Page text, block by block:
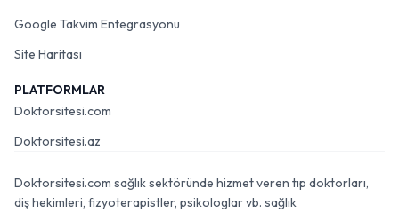
Google Takvim Entegrasyonu
Site Haritası
PLATFORMLAR
Doktorsitesi.com
Doktorsitesi.az
Doktorsitesi.com sağlık sektöründe hizmet veren tıp doktorları,
diş hekimleri, fizyoterapistler, psikologlar vb. sağlık